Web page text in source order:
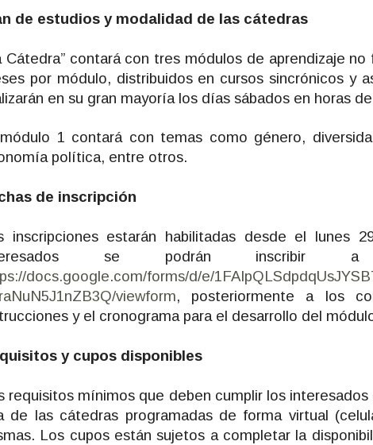
de estudios y modalidad de las cátedras
Cátedra” contará con tres módulos de aprendizaje
por módulo, distribuidos en cursos sincrónicos y
en su gran mayoría los días sábados en horas
1 contará con temas como género,
política, entre otros.
de inscripción
inscripciones estarán habilitadas desde el
se podrán inscribir
docs.google.com/forms/d/e/
viewform, posteriormente a los
y el cronograma para el desarrollo del
y cupos disponibles
requisitos mínimos que deben cumplir los
de las cátedras programadas de forma virtual
Los cupos están sujetos a completar la